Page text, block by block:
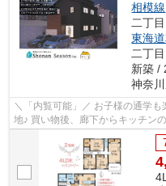
相模線
二丁
東海
二丁
新築 /
神奈
＼「内覧可能」／ お子様の通学
地♪ 買い物後、廊下からキッチン
リー完備！ 通路タイプの区画でお